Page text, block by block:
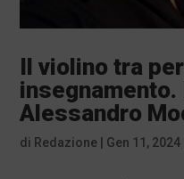
Il violino tra
Alessandro
di Redazione Gen 11, 2024